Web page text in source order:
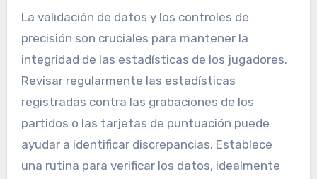
La validación de datos y los controles de
precisión son cruciales para mantener la
integridad de las estadísticas de los jugadores.
Revisar regularmente las estadísticas
registradas contra las grabaciones de los
partidos o las tarjetas de puntuación puede
ayudar a identificar discrepancias. Establece
una rutina para verificar los datos, idealmente